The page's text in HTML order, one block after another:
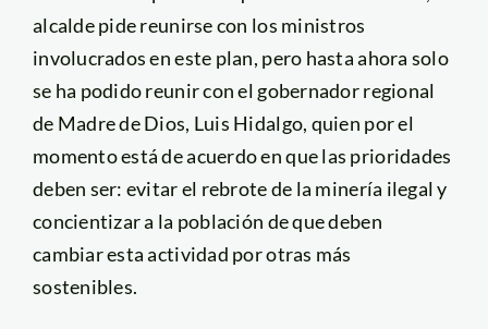
alcalde pide reunirse con los ministros
involucrados en este plan, pero hasta ahora solo
se ha podido reunir con el gobernador regional
de Madre de Dios, Luis Hidalgo, quien por el
momento está de acuerdo en que las prioridades
deben ser: evitar el rebrote de la minería ilegal y
concientizar a la población de que deben
cambiar esta actividad por otras más
sostenibles.